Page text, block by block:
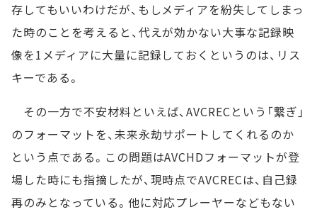
存してもいいわけだが、もしメディアを紛失してしまっ
た時のことを考えると、代えが効かない大事な記録映
像を1メディアに大量に記録しておくというのは、リス
キーである。
その一方で不安材料といえば、AVCRECという「繋ぎ」
のフォーマットを、未来永劫サポートしてくれるのか
という点である。この問題はAVCHDフォーマットが登
場した時にも指摘したが、現時点でAVCRECは、自己録
再のみとなっている。他に対応プレーヤーなどもない